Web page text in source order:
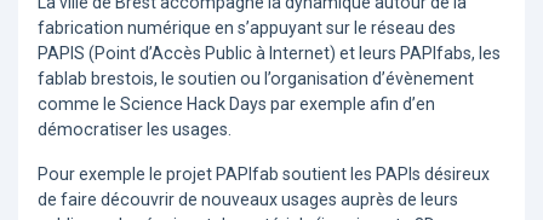
fabrication numérique en s’appuyant sur le réseau des
PAPIS (Point d’Accès Public à Internet) et leurs PAPIfabs, les
fablab brestois, le soutien ou l’organisation d’évènement
comme le Science Hack Days par exemple afin d’en
démocratiser les usages.
Pour exemple le projet PAPIfab soutient les PAPIs désireux
de faire découvrir de nouveaux usages auprès de leurs